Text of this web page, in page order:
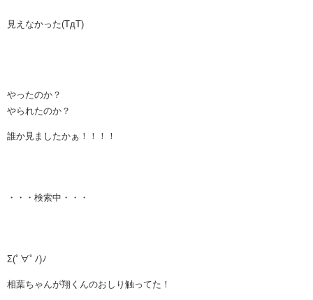
見えなかった(TдT)
やったのか？
やられたのか？
誰か見ましたかぁ！！！！
・・・検索中・・・
Σ(ﾟ∀ﾟﾉ)ﾉ
相葉ちゃんが翔くんのおしり触ってた！